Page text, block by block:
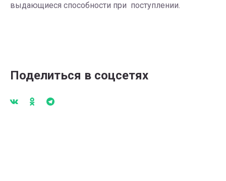
выдающиеся способности при поступлении.
Поделиться в соцсетях